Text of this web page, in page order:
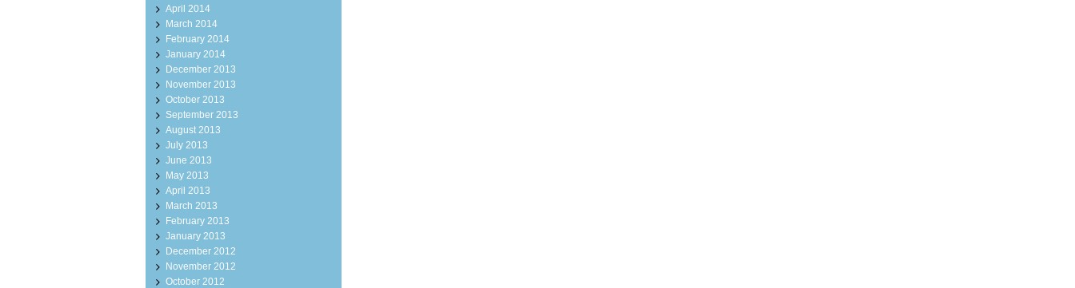
April 2014
March 2014
February 2014
January 2014
December 2013
November 2013
October 2013
September 2013
August 2013
July 2013
June 2013
May 2013
April 2013
March 2013
February 2013
January 2013
December 2012
November 2012
October 2012